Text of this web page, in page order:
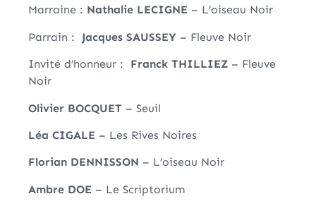
Marraine : Nathalie LECIGNE – L’oiseau Noir
Parrain : Jacques SAUSSEY – Fleuve Noir
Invité d’honneur : Franck THILLIEZ – Fleuve
Noir
Olivier BOCQUET – Seuil
Léa CIGALE – Les Rives Noires
Florian DENNISSON – L’oiseau Noir
Ambre DOE – Le Scriptorium